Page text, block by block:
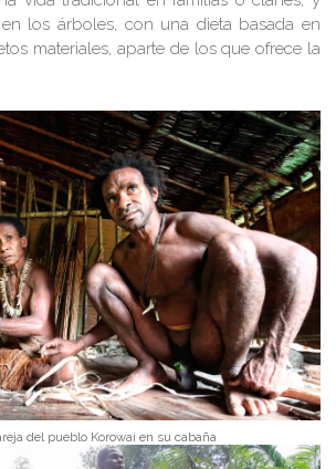
los árboles, con una dieta basada en
materiales, aparte de los que ofrece la
del pueblo Korowai en su cabaña